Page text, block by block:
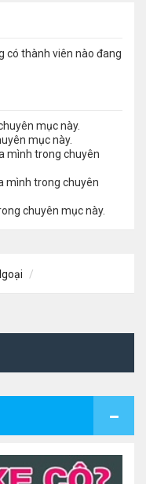
có thành viên nào đang
mục này.
mục này.
mình trong chuyên
mình trong chuyên
chuyên mục này.